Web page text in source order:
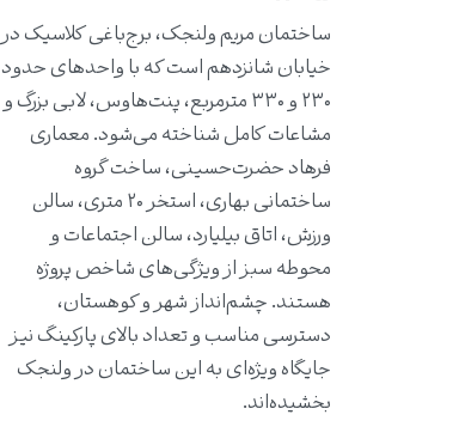
ساختمان مریم ولنجک، برج‌باغی کلاسیک در
خیابان شانزدهم است که با واحدهای حدود
۲۳۰ و ۳۳۰ مترمربع، پنت‌هاوس، لابی بزرگ و
مشاعات کامل شناخته می‌شود. معماری
فرهاد حضرت‌حسینی، ساخت گروه
ساختمانی بهاری، استخر ۲۰ متری، سالن
ورزش، اتاق بیلیارد، سالن اجتماعات و
محوطه سبز از ویژگی‌های شاخص پروژه
هستند. چشم‌انداز شهر و کوهستان،
دسترسی مناسب و تعداد بالای پارکینگ نیز
جایگاه ویژه‌ای به این ساختمان در ولنجک
بخشیده‌اند.